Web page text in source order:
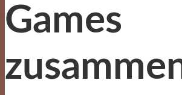
Games